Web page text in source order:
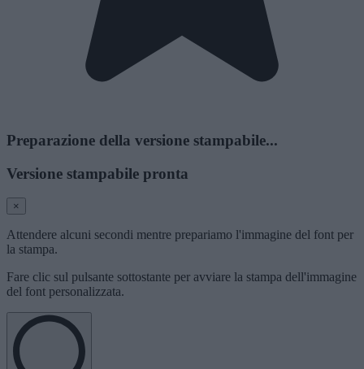
Preparazione della versione stampabile...
Versione stampabile pronta
×
Attendere alcuni secondi mentre prepariamo l'immagine del font per
la stampa.
Fare clic sul pulsante sottostante per avviare la stampa dell'immagine
del font personalizzata.